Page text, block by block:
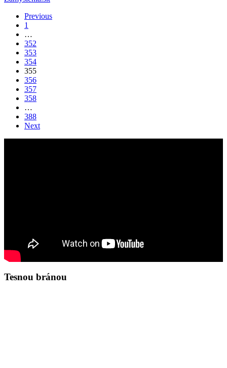
Posts
navigation
Previous
1
…
352
353
354
355
356
357
358
…
388
Next
Tesnou bránou